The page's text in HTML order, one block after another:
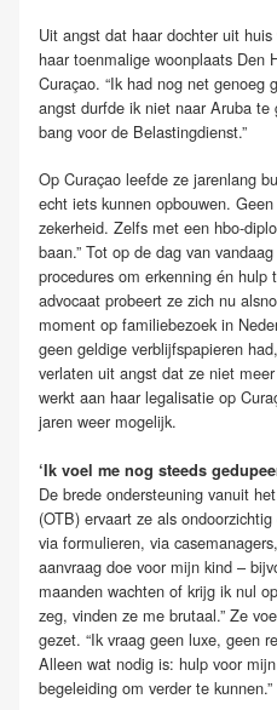
Uit angst dat haar dochter uit
haar toenmalige woonplaats Den
Curaçao. “Ik had nog net genoeg
angst durfde ik niet naar Aruba
bang voor de Belastingdienst.”
Op Curaçao leefde ze jarenlang
echt iets kunnen opbouwen.
zekerheid. Zelfs met een hbo-
baan.” Tot op de dag van
procedures om erkenning én
advocaat probeert ze zich nu
moment op familiebezoek in
geen geldige verblijfspapieren
verlaten uit angst dat ze niet
werkt aan haar legalisatie op
jaren weer mogelijk.
‘Ik voel me nog steeds
De brede ondersteuning vanuit
(OTB) ervaart ze als
via formulieren, via
aanvraag doe voor mijn kind –
maanden wachten of krijg ik nul
zeg, vinden ze me brutaal.” Ze
gezet. “Ik vraag geen luxe, geen
Alleen wat nodig is: hulp voor
begeleiding om verder te kunnen.”